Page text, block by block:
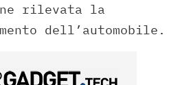
rilevata la
dell’automobile.